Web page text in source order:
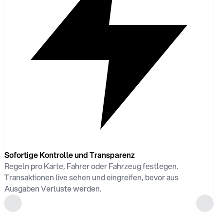
Sofortige Kontrolle und Transparenz
Regeln pro Karte, Fahrer oder Fahrzeug festlegen.
Transaktionen live sehen und eingreifen, bevor aus
Ausgaben Verluste werden.